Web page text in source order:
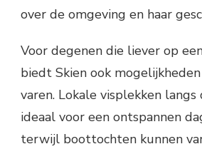
over de omgeving en haar
Voor degenen die liever op
biedt Skien ook
varen. Lokale visplekken langs
ideaal voor een ontspannen
terwijl boottochten kunnen